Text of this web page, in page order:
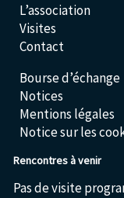
L’association
Visites
Contact
Bourse d’échange
Notices
Mentions légales
Notice sur les
Rencontres à venir
Pas de visite